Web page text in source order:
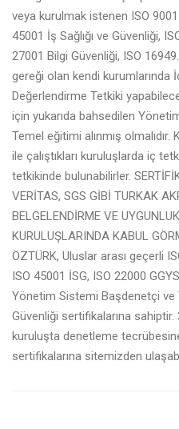
veya kurulmak istenen ISO
45001 İş Sağlığı ve Güvenliği,
27001 Bilgi Güvenliği, ISO
gereği olan kendi kurumlarında
Değerlendirme Tetkiki
için yukarıda bahsedilen
Temel eğitimi alınmış olmalıdır.
ile çalıştıkları kuruluşlarda iç
tetkikinde bulunabilirler.
VERİTAS, SGS GİBİ TURKAK
BELGELENDİRME VE
KURULUŞLARINDA KABUL
ÖZTÜRK, Uluslar arası geçerli
ISO 45001 İSG, ISO 22000
Yönetim Sistemi Başdenetçi ve
Güvenliği sertifikalarına
kuruluşta denetleme
sertifikalarına sitemizden